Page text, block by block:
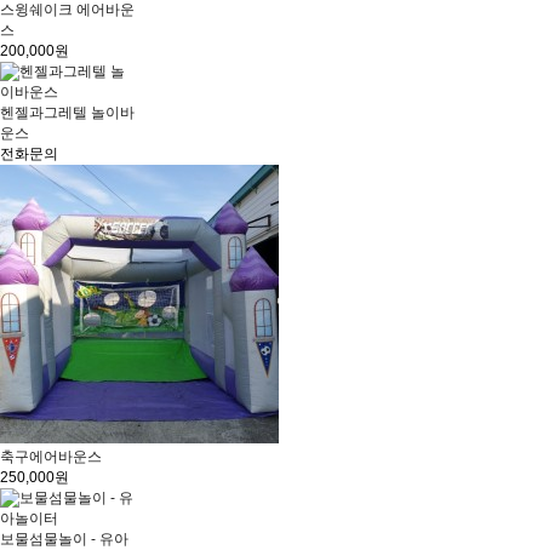
스윙쉐이크 에어바운
스
200,000원
헨젤과그레텔 놀이바
운스
전화문의
축구에어바운스
250,000원
보물섬물놀이 - 유아